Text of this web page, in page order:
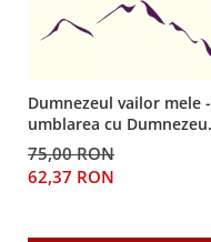
Dumnezeul vailor mele -
umblarea cu Dumnezeu
prin suferință și durere
75,00 RON
62,37 RON